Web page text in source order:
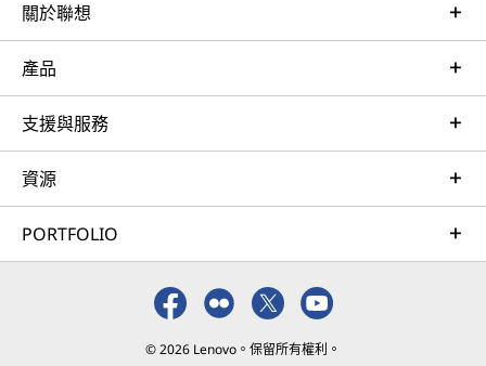
關於聯想
產品
支援與服務
資源
PORTFOLIO
© 2026 Lenovo。保留所有權利。